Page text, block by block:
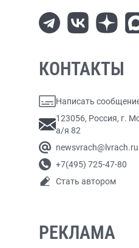
КОНТАКТЫ
Написать
123056, Россия, г.
а/я 82
newsvrach@lvrach.ru
+7(495) 725-47-80
Стать автором
РЕКЛАМА